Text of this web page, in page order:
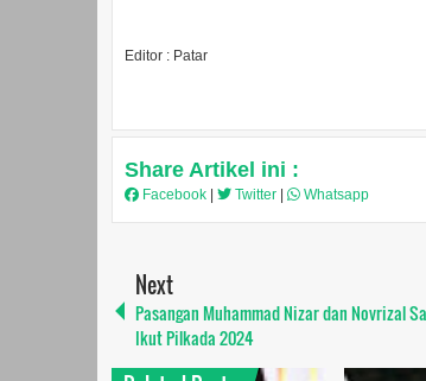
Editor : Patar
Share Artikel ini :
Facebook Twitter Whatsapp
Next
Pasangan Muhammad Nizar dan Novrizal
Ikut Pilkada 2024